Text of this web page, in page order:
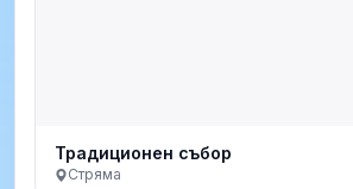
Традиционен събор
Стряма